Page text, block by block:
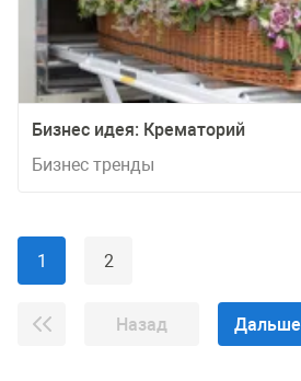
Бизнес идея: Крематорий
Бизнес тренды
1 2
Назад Дальше